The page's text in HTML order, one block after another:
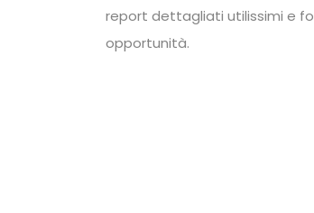
report dettagliati utilissimi e
opportunità.